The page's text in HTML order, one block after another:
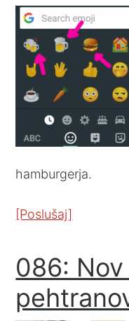
hamburgerja.
[Poslušaj]
086: